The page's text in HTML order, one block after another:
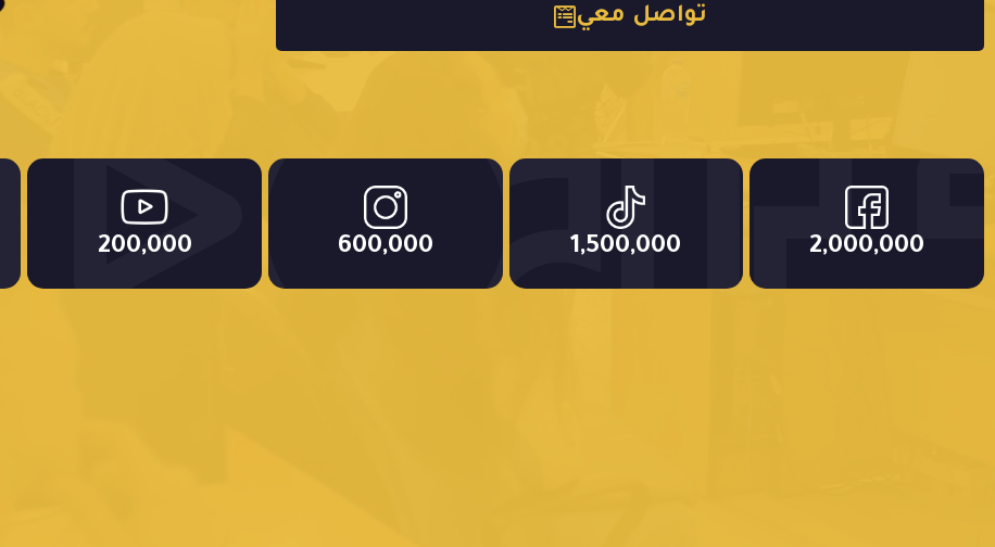
تواصل معي
200,000 600,000 1,500,000 2,000,000